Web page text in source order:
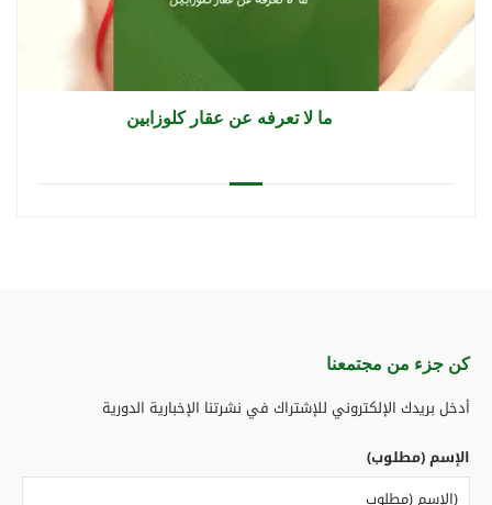
ما لا تعرفه عن عقار كلوزابين
كن جزء من مجتمعنا​
أدخل بريدك الإلكتروني للإشتراك في نشرتنا الإخبارية الدورية
الإسم (مطلوب)